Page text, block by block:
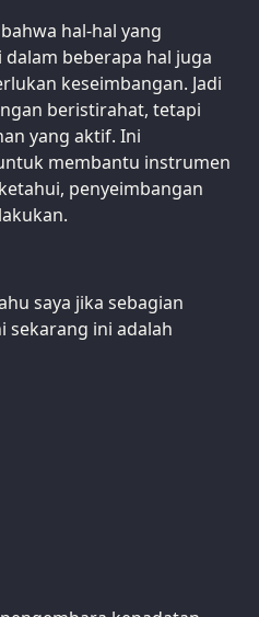
hal-hal yang
beberapa hal juga
keseimbangan. Jadi
beristirahat, tetapi
yang aktif. Ini
membantu instrumen
penyeimbangan
saya jika sebagian
sekarang ini adalah